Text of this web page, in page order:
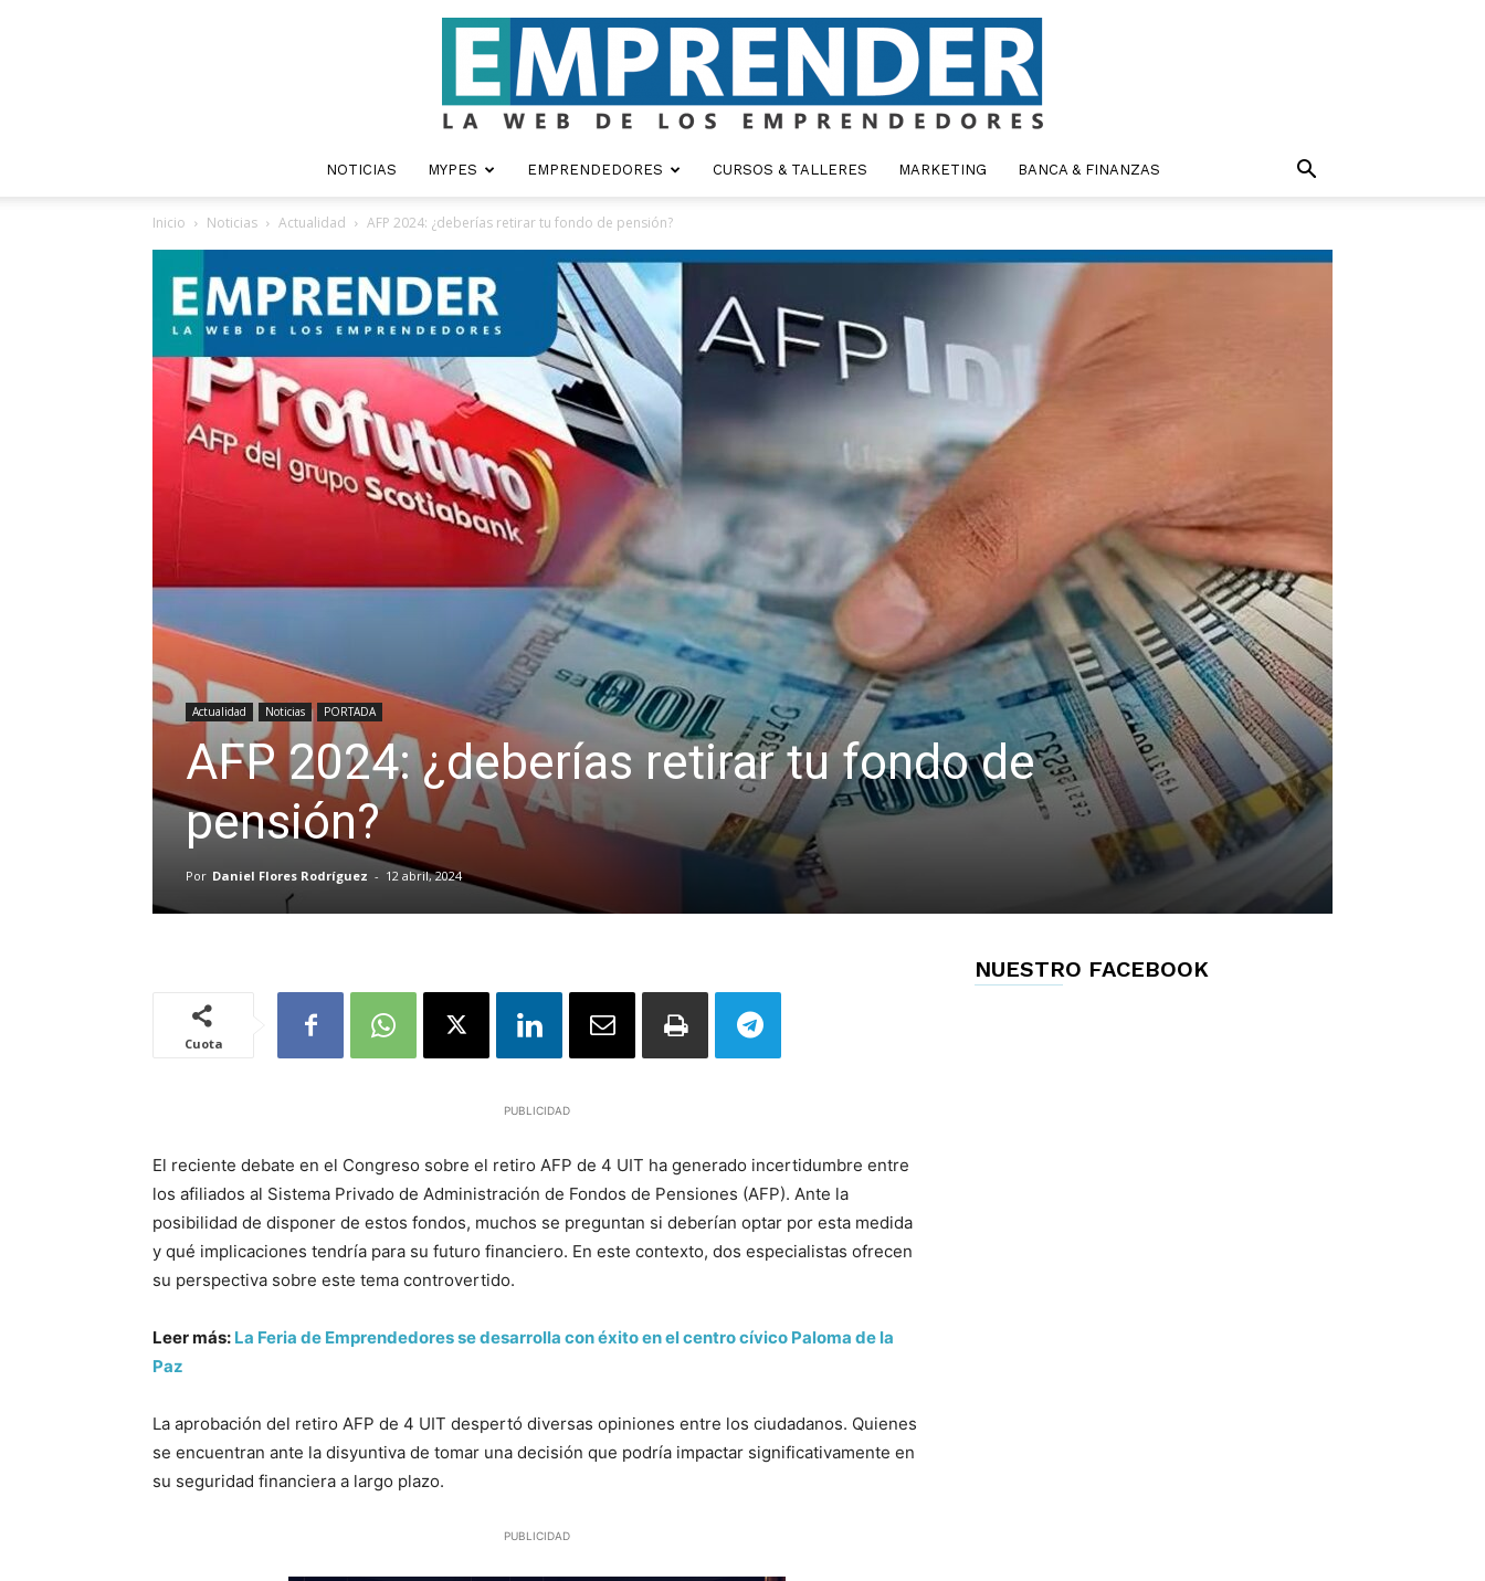
NOTICIAS MYPES EMPRENDEDORES CURSOS & TALLERES MARKETING BANCA & FINANZAS
Inicio Noticias Actualidad AFP 2024: ¿deberías retirar tu fondo de pensión?
Actualidad Noticias PORTADA
AFP 2024: ¿deberías retirar tu fondo de
pensión?
Por Daniel Flores Rodríguez - 12 abril, 2024
Cuota
PUBLICIDAD
El reciente debate en el Congreso sobre el retiro AFP de 4 UIT ha generado incertidumbre entre
los afiliados al Sistema Privado de Administración de Fondos de Pensiones (AFP). Ante la
posibilidad de disponer de estos fondos, muchos se preguntan si deberían optar por esta medida
y qué implicaciones tendría para su futuro financiero. En este contexto, dos especialistas ofrecen
su perspectiva sobre este tema controvertido.
Leer más: La Feria de Emprendedores se desarrolla con éxito en el centro cívico Paloma de la
Paz
La aprobación del retiro AFP de 4 UIT despertó diversas opiniones entre los ciudadanos. Quienes
se encuentran ante la disyuntiva de tomar una decisión que podría impactar significativamente en
su seguridad financiera a largo plazo.
PUBLICIDAD
NUESTRO FACEBOOK